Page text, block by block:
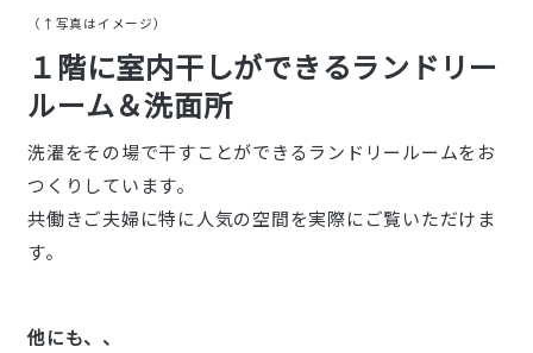
（↑写真はイメージ）
１階に室内干しができるランドリー
ルーム＆洗面所
洗濯をその場で干すことができるランドリールームをお
つくりしています。
共働きご夫婦に特に人気の空間を実際にご覧いただけま
す。
他にも、、